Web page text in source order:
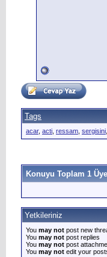
Tags
acar, acti ressam sergisini
Konuyu Toplam 1
Yetkileriniz
You may not post new
You may not post replies
You may not post
You may not edit your